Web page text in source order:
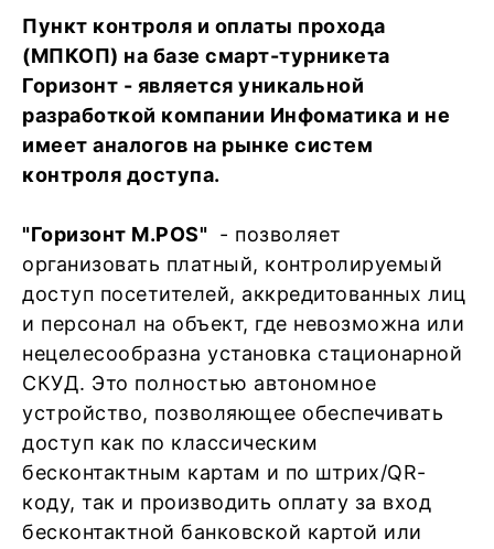
Пункт контроля и оплаты прохода
(МПКОП) на базе смарт-турникета
Горизонт - является уникальной
разработкой компании Инфоматика и не
имеет аналогов на рынке систем
контроля доступа.
"Горизонт M.POS" - позволяет
организовать платный, контролируемый
доступ посетителей, аккредитованных лиц
и персонал на объект, где невозможна или
нецелесообразна установка стационарной
СКУД. Это полностью автономное
устройство, позволяющее обеспечивать
доступ как по классическим
бесконтактным картам и по штрих/QR-
коду, так и производить оплату за вход
бесконтактной банковской картой или